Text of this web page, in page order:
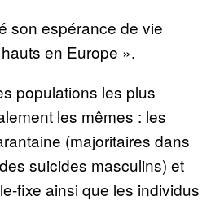
son espérance de vie
en Europe ».
populations les plus
les mêmes : les
(majoritaires dans
suicides masculins) et
fixe ainsi que les individus